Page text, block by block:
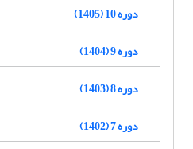
دوره 10 (1405)
دوره 9 (1404)
دوره 8 (1403)
دوره 7 (1402)